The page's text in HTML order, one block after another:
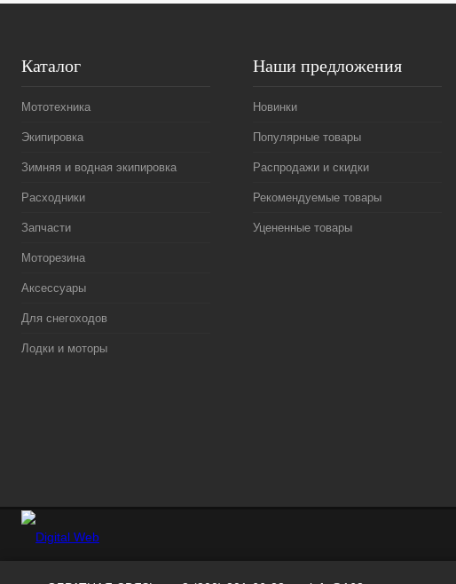
Каталог
Мототехника
Экипировка
Зимняя и водная экипировка
Расходники
Запчасти
Моторезина
Аксессуары
Для снегоходов
Лодки и моторы
Наши предложения
Новинки
Популярные товары
Распродажи и скидки
Рекомендуемые товары
Уцененные товары